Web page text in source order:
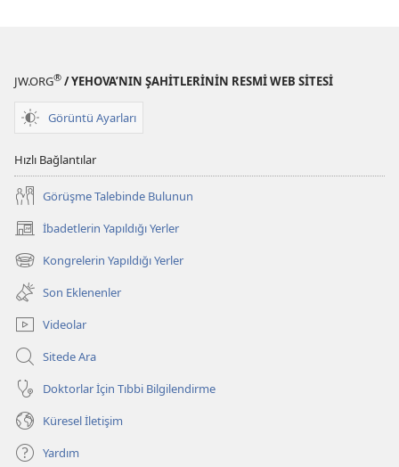
JW.ORG® / YEHOVA’NIN ŞAHİTLERİNİN RESMİ WEB SİTESİ
Görüntü Ayarları
Hızlı Bağlantılar
Görüşme Talebinde Bulunun
İbadetlerin Yapıldığı Yerler
(yeni
pencere
açar)
Kongrelerin Yapıldığı Yerler
(yeni
pencere
açar)
Son Eklenenler
Videolar
Sitede Ara
Doktorlar İçin Tıbbi Bilgilendirme
Küresel İletişim
Yardım